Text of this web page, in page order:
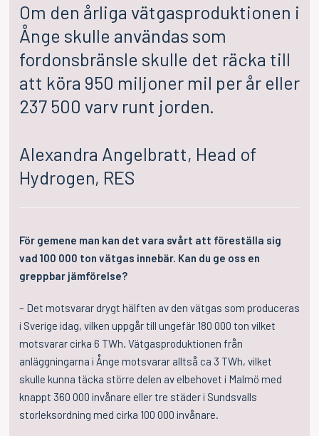
Om den årliga vätgasproduktionen i
Ånge skulle användas som
fordonsbränsle skulle det räcka till
att köra 950 miljoner mil per år eller
237 500 varv runt jorden.
Alexandra Angelbratt, Head of
Hydrogen, RES
För gemene man kan det vara svårt att föreställa sig
vad 100 000 ton vätgas innebär. Kan du ge oss en
greppbar jämförelse?
– Det motsvarar drygt hälften av den vätgas som produceras
i Sverige idag, vilken uppgår till ungefär 180 000 ton vilket
motsvarar cirka 6 TWh. Vätgasproduktionen från
anläggningarna i Ånge motsvarar alltså ca 3 TWh, vilket
skulle kunna täcka större delen av elbehovet i Malmö med
knappt 360 000 invånare eller tre städer i Sundsvalls
storleksordning med cirka 100 000 invånare.